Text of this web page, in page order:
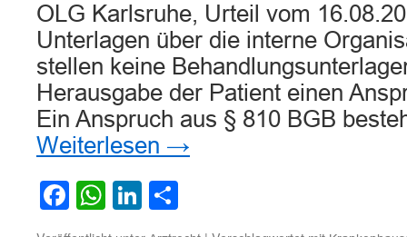
OLG Karlsruhe, Urteil vom
Unterlagen über die interne
stellen keine
Herausgabe der Patient einen
Ein Anspruch aus § 810 BGB
Weiterlesen →
Facebook
WhatsApp
LinkedIn